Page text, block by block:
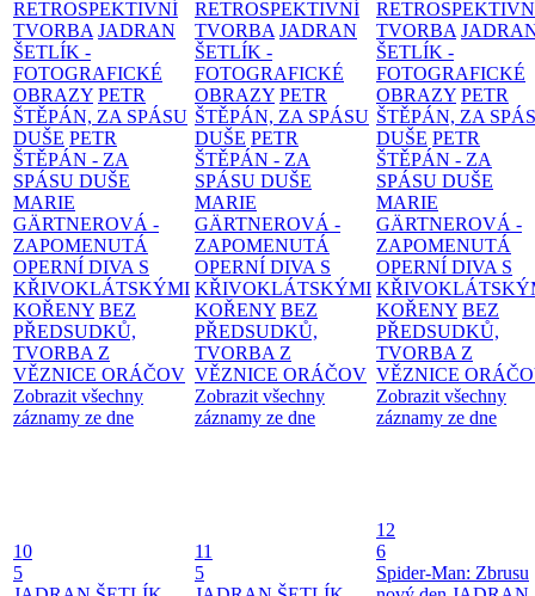
RETROSPEKTIVNÍ
TVORBA JADRAN
ŠETLÍK -
FOTOGRAFICKÉ
OBRAZY PETR
ŠTĚPÁN, ZA SPÁSU
DUŠE PETR
ŠTĚPÁN - ZA
SPÁSU DUŠE
MARIE
GÄRTNEROVÁ -
ZAPOMENUTÁ
OPERNÍ DIVA S
KŘIVOKLÁTSKÝMI
KOŘENY BEZ
PŘEDSUDKŮ,
TVORBA Z
VĚZNICE ORÁČOV
Zobrazit všechny
záznamy ze dne
RETROSPEKTIVNÍ
TVORBA JADRAN
ŠETLÍK -
FOTOGRAFICKÉ
OBRAZY PETR
ŠTĚPÁN, ZA SPÁSU
DUŠE PETR
ŠTĚPÁN - ZA
SPÁSU DUŠE
MARIE
GÄRTNEROVÁ -
ZAPOMENUTÁ
OPERNÍ DIVA S
KŘIVOKLÁTSKÝMI
KOŘENY BEZ
PŘEDSUDKŮ,
TVORBA Z
VĚZNICE ORÁČOV
Zobrazit všechny
záznamy ze dne
TVORBA
ŠETLÍK -
FOTOGRAFICKÉ
OBRAZY PETR
ŠTĚPÁN, ZA
DUŠE PETR
ŠTĚPÁN - ZA
SPÁSU DUŠE
MARIE
GÄRTNEROVÁ -
ZAPOMENUTÁ
OPERNÍ DIVA S
KOŘENY BEZ
PŘEDSUDKŮ,
TVORBA Z
VĚZNICE
Zobrazit všechny
záznamy ze dne
10
5
11
5
12
6
Spider-Man: Zbrusu